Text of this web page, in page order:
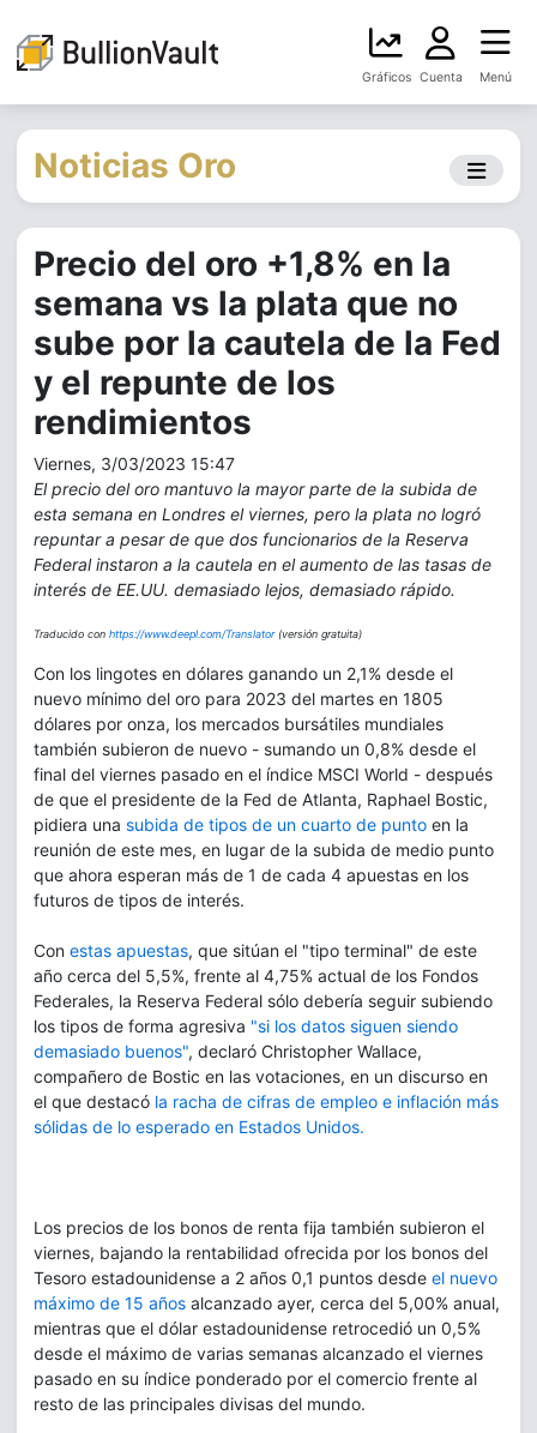
Gráficos Cuenta Menú
Noticias Oro
Precio del oro +1,8% en la
semana vs la plata que no
sube por la cautela de la Fed
y el repunte de los
rendimientos
Viernes, 3/03/2023 15:47
El precio del oro mantuvo la mayor parte de la subida de
esta semana en Londres el viernes, pero la plata no logró
repuntar a pesar de que dos funcionarios de la Reserva
Federal instaron a la cautela en el aumento de las tasas de
interés de EE.UU. demasiado lejos, demasiado rápido.
Traducido con https://www.deepl.com/Translator(versión gratuita)
Con los lingotes en dólares ganando un 2,1% desde el
nuevo mínimo del oro para 2023 del martes en 1805
dólares por onza, los mercados bursátiles mundiales
también subieron de nuevo - sumando un 0,8% desde el
final del viernes pasado en el índice MSCI World - después
de que el presidente de la Fed de Atlanta, Raphael Bostic,
pidiera una subida de tipos de un cuarto de punto en la
reunión de este mes, en lugar de la subida de medio punto
que ahora esperan más de 1 de cada 4 apuestas en los
futuros de tipos de interés.
Con estas apuestas, que sitúan el "tipo terminal" de este
año cerca del 5,5%, frente al 4,75% actual de los Fondos
Federales, la Reserva Federal sólo debería seguir subiendo
los tipos de forma agresiva "si los datos siguen siendo
demasiado buenos", declaró Christopher Wallace,
compañero de Bostic en las votaciones, en un discurso en
el que destacó la racha de cifras de empleo e inflación más
sólidas de lo esperado en Estados Unidos.
Los precios de los bonos de renta fija también subieron el
viernes, bajando la rentabilidad ofrecida por los bonos del
Tesoro estadounidense a 2 años 0,1 puntos desde el nuevo
máximo de 15 años alcanzado ayer, cerca del 5,00% anual,
mientras que el dólar estadounidense retrocedió un 0,5%
desde el máximo de varias semanas alcanzado el viernes
pasado en su índice ponderado por el comercio frente al
resto de las principales divisas del mundo.